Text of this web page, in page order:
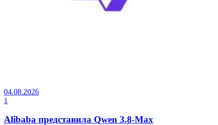
04.08.2026
1
Alibaba представила Qwen 3.8-Max